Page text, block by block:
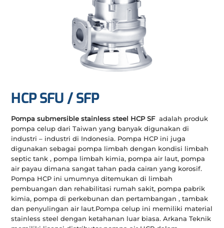
HCP SFU / SFP
Pompa submersible stainless steel HCP SF adalah produk
pompa celup dari Taiwan yang banyak digunakan di
industri – industri di Indonesia. Pompa HCP ini juga
digunakan sebagai pompa limbah dengan kondisi limbah
septic tank , pompa limbah kimia, pompa air laut, pompa
air payau dimana sangat tahan pada cairan yang korosif.
Pompa HCP ini umumnya ditemukan di limbah
pembuangan dan rehabilitasi rumah sakit, pompa pabrik
kimia, pompa di perkebunan dan pertambangan , tambak
dan penyulingan air laut.Pompa celup ini memiliki material
stainless steel dengan ketahanan luar biasa. Arkana Teknik